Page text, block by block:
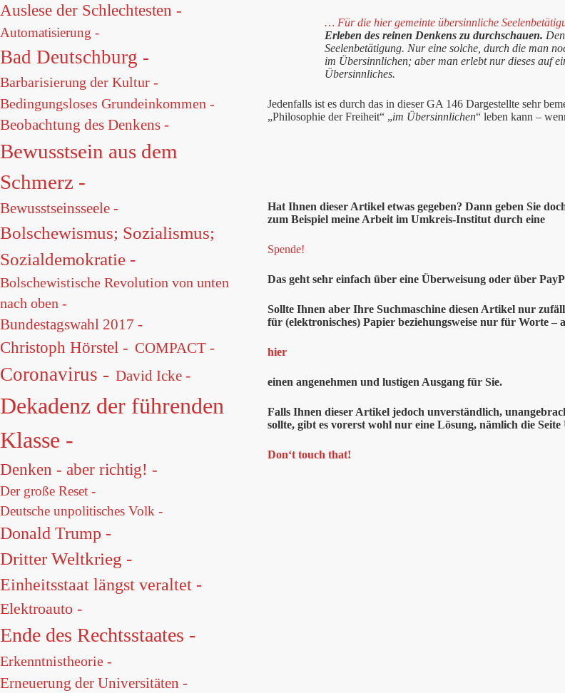
… Für die hier gemeinte übersinnliche
Erleben des reinen Denkens zu durchschauen.
Seelenbetätigung. Nur eine solche, durch die man
im Übersinnlichen; aber man erlebt nur dieses auf
Übersinnliches.
Jedenfalls ist es durch das in dieser GA 146 Dargestellte sehr
„Philosophie der Freiheit“ „im Übersinnlichen“ leben kann –
Hat Ihnen dieserArtikel etwas gegeben? Dann geben Sie
zum Beispiel meine Arbeit im Umkreis-Institut durch eine
Spende!
Das geht sehr einfach über eine Überweisung oder über
Sollte Ihnen aber Ihre Suchmaschine diesen Artikel nur
für (elektronisches) Papier beziehungsweise nur für Worte –
hier
einen angenehmen und lustigen Ausgang für Sie.
Falls Ihnen dieser Artikel jedoch unverständlich,
sollte, gibt es vorerst wohl nur eine Lösung, nämlich die
Don‘t touch that!
Auslese der Schlechtesten -
Automatisierung -
Bad Deutschburg -
Barbarisierung der Kultur -
Bedingungsloses Grundeinkommen -
Beobachtung des Denkens -
Bewusstsein aus dem
Schmerz -
Bewusstseinsseele -
Bolschewismus; Sozialismus;
Sozialdemokratie -
Bolschewistische Revolution von unten
nach oben -
Bundestagswahl 2017 -
Christoph Hörstel - COMPACT -
Coronavirus - David Icke -
Dekadenz der führenden
Klasse -
Denken - aber richtig! -
Der große Reset -
Deutsche unpolitisches Volk -
Donald Trump -
Dritter Weltkrieg -
Einheitsstaat längst veraltet -
Elektroauto -
Ende des Rechtsstaates -
Erkenntnistheorie -
Erneuerung der Universitäten -